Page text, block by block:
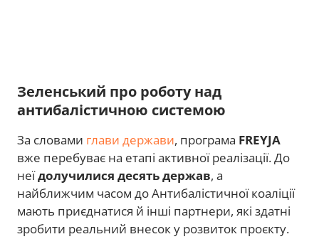
Зеленський про роботу над
антибалістичною системою
За словами глави держави, програма FREYJA
вже перебуває на етапі активної реалізації. До
неїдолучилися десять держав, а
найближчим часом до Антибалістичної коаліції
мають приєднатися й інші партнери, які здатні
зробити реальний внесок у розвиток проєкту.